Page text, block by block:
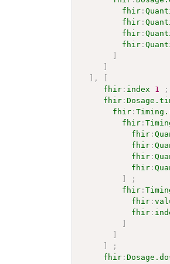
fhir :
fhir :
fhir :
fhir :
]
]
] ,
[
fhir : index 1
;
fhir :
fhir :
fhir :
fhir :
fhir :
fhir :
fhir :
]
;
fhir :
fhir :
fhir :
]
]
]
;
fhir :